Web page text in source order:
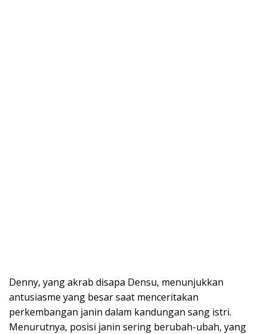
Denny, yang akrab disapa Densu, menunjukkan
antusiasme yang besar saat menceritakan
perkembangan janin dalam kandungan sang istri.
Menurutnya, posisi janin sering berubah-ubah, yang